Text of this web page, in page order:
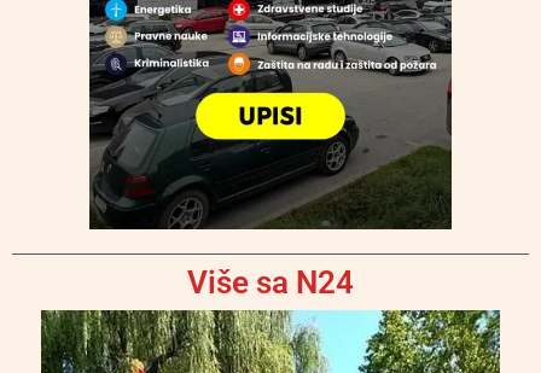
Više sa N24